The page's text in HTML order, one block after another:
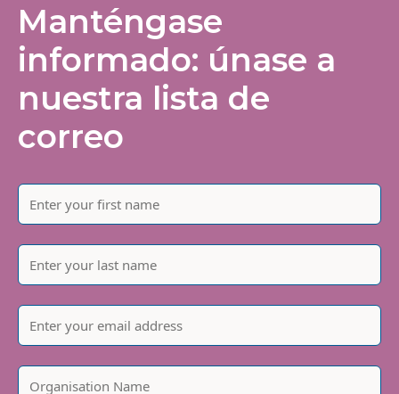
Manténgase
informado: únase a
nuestra lista de
correo